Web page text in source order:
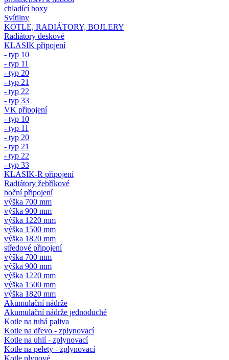
chladící boxy
Svítilny
KOTLE, RADIÁTORY, BOJLERY
Radiátory deskové
KLASIK připojení
- typ 10
- typ 11
- typ 20
- typ 21
- typ 22
- typ 33
VK připojení
- typ 10
- typ 11
- typ 20
- typ 21
- typ 22
- typ 33
KLASIK-R připojení
Radiátory žebříkové
boční připojení
výška 700 mm
výška 900 mm
výška 1220 mm
výška 1500 mm
výška 1820 mm
středové připojení
výška 700 mm
výška 900 mm
výška 1220 mm
výška 1500 mm
výška 1820 mm
Akumulační nádrže
Akumulační nádrže jednoduché
Kotle na tuhá paliva
Kotle na dřevo - zplynovací
Kotle na uhlí - zplynovací
Kotle na pelety - zplynovací